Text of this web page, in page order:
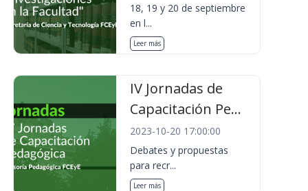
18, 19 y 20 de septiembre
en l...
Leer más
IV Jornadas de
Capacitación Pe...
2023-10-20 17:00:00
Debates y propuestas
para recr...
Leer más